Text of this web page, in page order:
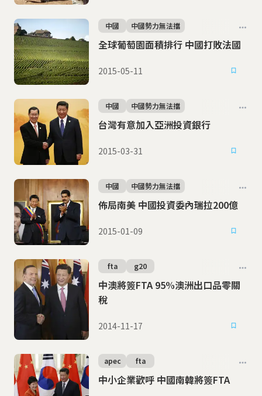
全球葡萄園面積排行 中國打敗法國
中國 中國勢力無法擋
2015-05-11
台灣有意加入亞洲投資銀行
中國 中國勢力無法擋
2015-03-31
佈局南美 中國投資委內瑞拉200億
中國 中國勢力無法擋
2015-01-09
中澳將簽FTA 95%澳洲出口品零關
稅
fta g20
2014-11-17
中小企業歡呼 中國南韓將簽FTA
apec fta